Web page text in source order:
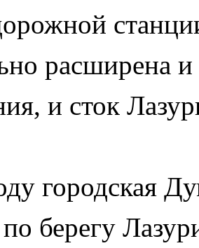
расширена
и сток
городская
по берегу